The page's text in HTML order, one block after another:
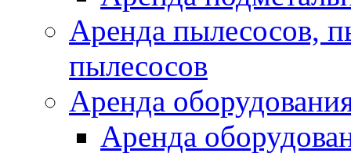
Аренда пылесосов,
пылесосов
Аренда
Аренда